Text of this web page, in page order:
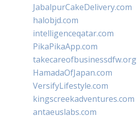
JabalpurCakeDelivery.com
halobjd.com
intelligenceqatar.com
PikaPikaApp.com
takecareofbusinessdfw.org
HamadaOfJapan.com
VersifyLifestyle.com
kingscreekadventures.com
antaeuslabs.com